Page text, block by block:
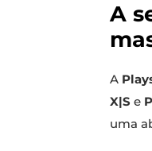
A
A
X|S e
uma